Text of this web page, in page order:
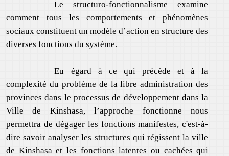
Le structuro-fonctionnalisme examine
comment tous les comportements et phénomènes
sociaux constituent un modèle d’action en structure des
diverses fonctions du système.
Eu égard à ce qui précède et à la
complexité du problème de la libre administration des
provinces dans le processus de développement dans la
Ville de Kinshasa, l’approche fonctionne nous
permettra de dégager les fonctions manifestes, c'est-à-
dire savoir analyser les structures qui régissent la ville
de Kinshasa et les fonctions latentes ou cachées qui